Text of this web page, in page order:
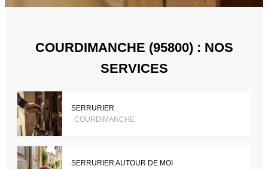
COURDIMANCHE (95800) : NOS
SERVICES
SERRURIER
COURDIMANCHE
SERRURIER AUTOUR DE MOI